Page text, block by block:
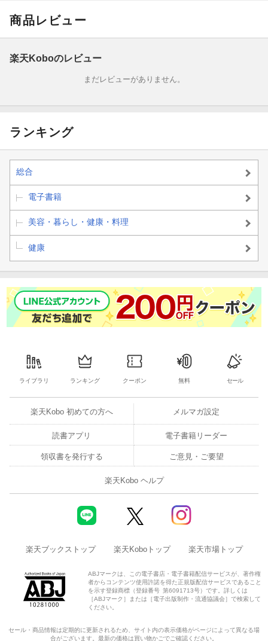
あります。
策を見つければ、普通の暮らしを継続することは難しくありませ
ENA（テーナ）がお届けする排泄ケアの入門編を、おむつ博士の
目次
プロローグ
第1章：トイレに行くのは実は大変
解説：まずは知ろう！排泄のこと
第2章：コンチネンスケア用品を上手く使おう
第3章：日ごろの生活を見直してみよう
第4章：介護するときもゆとりを持って
解説：やさしい気持ちでできる排泄ケアのヒント
第5章：ケア用品の正しい使い方
解説「おむつ交換セット」を準備しましょう！
エピローグ、TENA製品紹介
失禁に悩む全ての方のクオリティ・オブ・ライフを向上するため
をお届けしています。
監修：梶原 敦子（排泄ケアサポートセンターウエルビーイングオ
フィスK代表）
者・障がい者の複合施設などに勤務。2012年4月に排泄ケアサポ
商品レビュー
楽天Koboのレビュー
まだレビューがありません。
ランキング
総合
電子書籍
美容・暮らし・健康・料理
健康
ライブラリ ランキング クーポン 無料 セール
楽天Kobo 初めての方へ メルマガ設定
読書アプリ 電子書籍リーダー
領収書を発行する ご意見・ご要望
楽天Kobo ヘルプ
楽天ブックストップ 楽天Koboトップ 楽天市場トップ
ABJマークは、この電子書店・電子書籍配信サービスが、著作権
者からコンテンツ使用許諾を得た正規版配信サービスであること
を示す登録商標（登録番号 第6091713号）です。詳しくは
［ABJマーク］または［電子出版制作・流通協議会］で検索して
ください。
セール・商品情報は定期的に更新されるため、サイト内の表示価格がページによって異なる場
合がございます。最新の価格は買い物かごでご確認ください。